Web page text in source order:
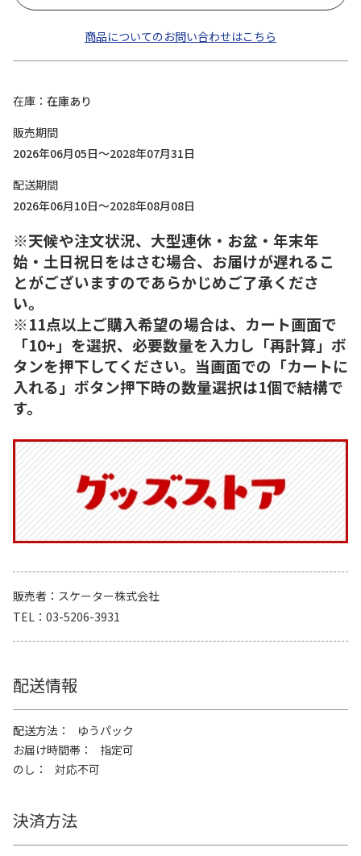
商品についてのお問い合わせはこちら
在庫
在庫あり
販売期間
2026年06月05日～2028年07月31日
配送期間
2026年06月10日～2028年08月08日
※天候や注文状況、大型連休・お盆・年末年
始・土日祝日をはさむ場合、お届けが遅れるこ
とがございますのであらかじめご了承くださ
い。
※11点以上ご購入希望の場合は、カート画面で
「10+」を選択、必要数量を入力し「再計算」ボ
タンを押下してください。当画面での「カートに
入れる」ボタン押下時の数量選択は1個で結構で
す。
販売者
スケーター株式会社
TEL
03-5206-3931
配送情報
配送方法
ゆうパック
お届け時間帯
指定可
のし
対応不可
決済方法